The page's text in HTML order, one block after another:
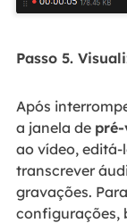
Passo 5.
Após
a janela de
ao vídeo,
transcrever
gravações.
configurações,